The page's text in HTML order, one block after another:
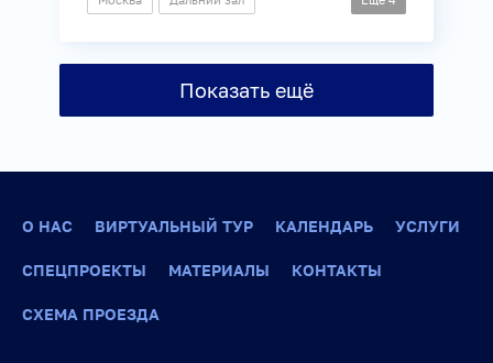
Информационные технологии
Общество
Показать ещё
О НАС ВИРТУАЛЬНЫЙ ТУР КАЛЕНДАРЬ УСЛУГИ
СПЕЦПРОЕКТЫ МАТЕРИАЛЫ КОНТАКТЫ
СХЕМА ПРОЕЗДА